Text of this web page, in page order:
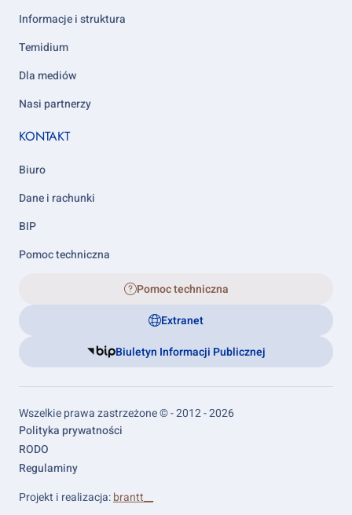
Informacje i struktura
Temidium
Dla mediów
Nasi partnerzy
KONTAKT
Biuro
Dane i rachunki
BIP
Pomoc techniczna
Pomoc techniczna
Extranet
Biuletyn Informacji Publicznej
Wszelkie prawa zastrzeżone © - 2012 - 2026
Footer
links
Polityka prywatności
RODO
Regulaminy
Projekt i realizacja:brantt__